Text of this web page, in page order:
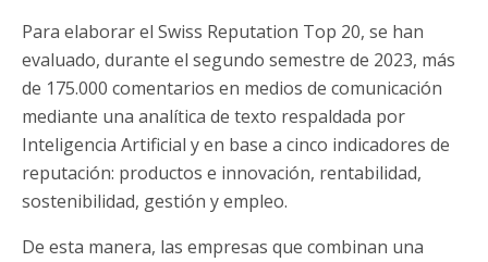
Para elaborar el Swiss Reputation Top 20, se han
evaluado, durante el segundo semestre de 2023, más
de 175.000 comentarios en medios de comunicación
mediante una analítica de texto respaldada por
Inteligencia Artificial y en base a cinco indicadores de
reputación: productos e innovación, rentabilidad,
sostenibilidad, gestión y empleo.
De esta manera, las empresas que combinan una